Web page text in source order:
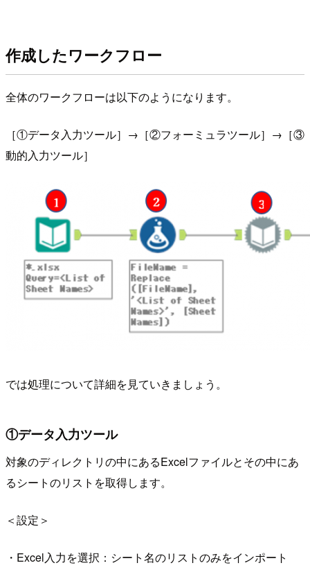
作成したワークフロー
全体のワークフローは以下のようになります。
［①データ入力ツール］→［②フォーミュラツール］→［③
動的入力ツール］
では処理について詳細を見ていきましょう。
①データ入力ツール
対象のディレクトリの中にあるExcelファイルとその中にあ
るシートのリストを取得します。
＜設定＞
・Excel入力を選択：シート名のリストのみをインポート